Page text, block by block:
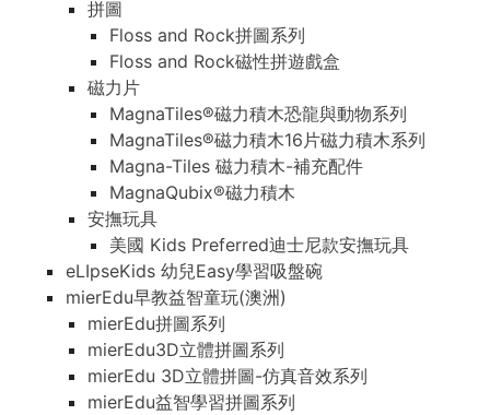
拼圖
Floss and Rock拼圖系列
Floss and Rock磁性拼遊戲盒
磁力片
MagnaTiles®磁力積木恐龍與動物系列
MagnaTiles®磁力積木16片磁力積木系列
Magna-Tiles 磁力積木-補充配件
MagnaQubix®磁力積木
安撫玩具
美國 Kids Preferred迪士尼款安撫玩具
eLIpseKids 幼兒Easy學習吸盤碗
mierEdu早教益智童玩(澳洲)
mierEdu拼圖系列
mierEdu3D立體拼圖系列
mierEdu 3D立體拼圖-仿真音效系列
mierEdu益智學習拼圖系列